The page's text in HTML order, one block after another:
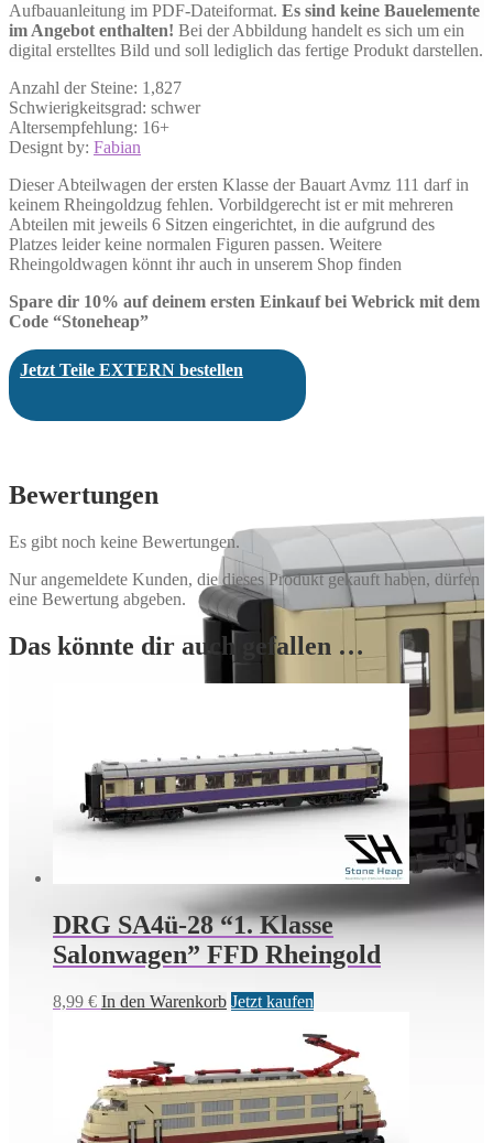
Aufbauanleitung im PDF-Dateiformat. Es sind keine Bauelemente
im Angebot enthalten! Bei der Abbildung handelt es sich um ein
digital erstelltes Bild und soll lediglich das fertige Produkt darstellen.
Anzahl der Steine: 1,827
Schwierigkeitsgrad: schwer
Altersempfehlung: 16+
Designt by: Fabian
Dieser Abteilwagen der ersten Klasse der Bauart Avmz 111 darf in
keinem Rheingoldzug fehlen. Vorbildgerecht ist er mit mehreren
Abteilen mit jeweils 6 Sitzen eingerichtet, in die aufgrund des
Platzes leider keine normalen Figuren passen. Weitere
Rheingoldwagen könnt ihr auch in unserem Shop finden
Spare dir 10% auf deinem ersten Einkauf bei Webrick mit dem
Code “Stoneheap”
Jetzt Teile EXTERN bestellen
Bewertungen
Es gibt noch keine Bewertungen.
Nur angemeldete Kunden, die dieses Produkt gekauft haben, dürfen
eine Bewertung abgeben.
Das könnte dir auch gefallen …
DRG SA4ü-28 “1. Klasse
Salonwagen” FFD Rheingold
8,99 € In den Warenkorb Jetzt kaufen